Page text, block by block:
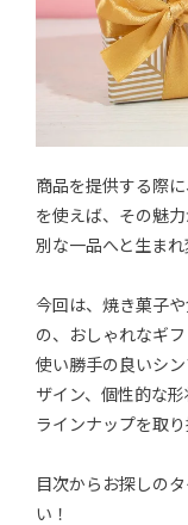
商品を提供する際
を使えば、その魅
別な一品へと生まれ
今回は、焼き菓子
の、おしゃれなギ
使い勝手の良いシ
ザイン、個性的な
ラインナップを取り
目次からお探しの
い！